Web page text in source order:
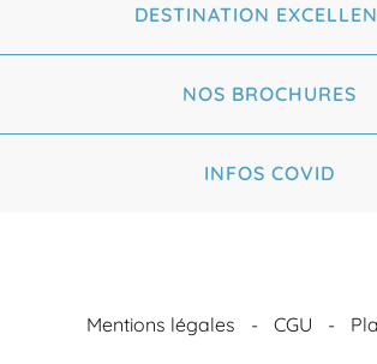
DESTINATION
NOS BROCHURES
INFOS COVID
Mentions légales CGU